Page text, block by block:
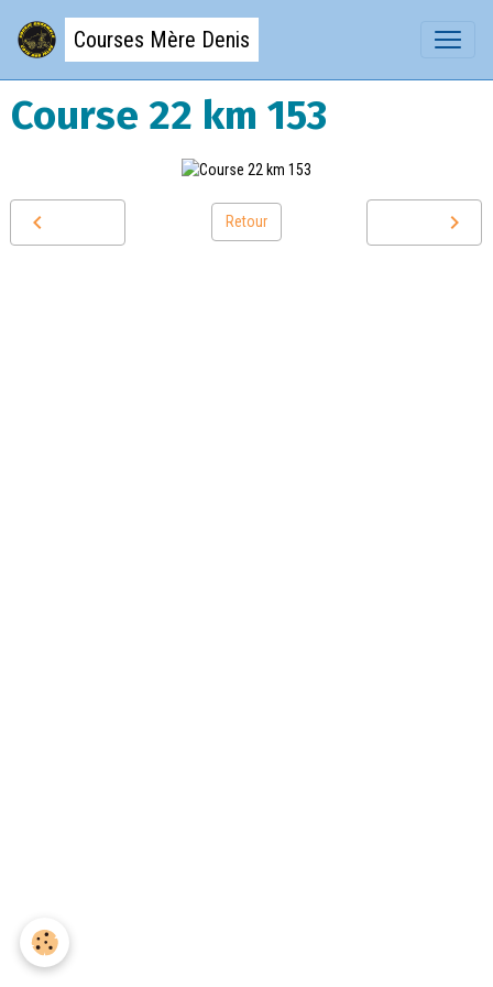
Courses Mère Denis
Course 22 km 153
Retour